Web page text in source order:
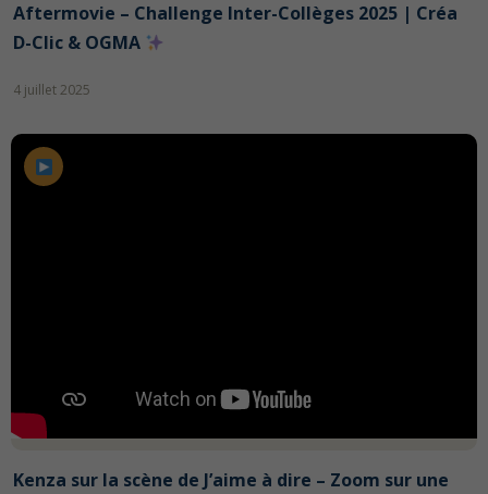
Aftermovie – Challenge Inter-Collèges 2025 | Créa
D-Clic & OGMA
4 juillet 2025
Kenza sur la scène de J’aime à dire – Zoom sur une